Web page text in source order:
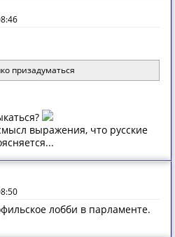
призадуматься
выражения, что русские
лобби в парламенте.